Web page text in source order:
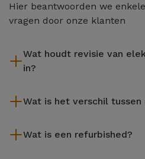
Hier beantwoorden we
vragen door onze klanten
Wat houdt revisie van
in?
reiniging, en niet te vergeten het
apparatuur die door Services
Wat is het verschil tussen
getest en voorbereid door
Wat is een refurbished?